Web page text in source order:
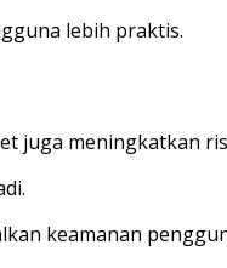
lebih praktis.
juga meningkatkan
keamanan